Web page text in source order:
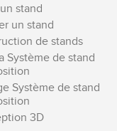
stand
un stand
de stands
Système de stand
Système de stand
3D